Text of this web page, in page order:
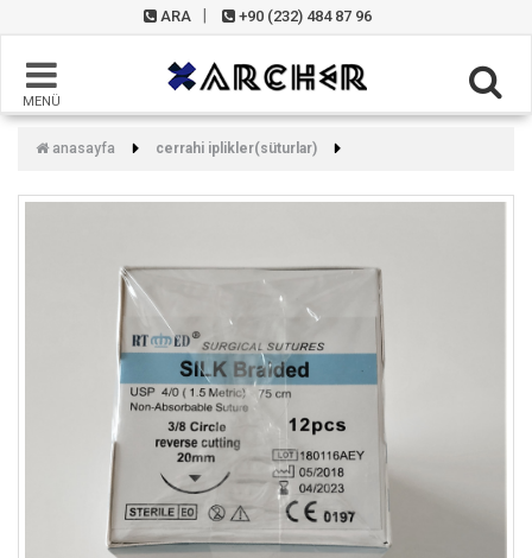
ARA +90 (232) 484 87 96
MENÜ
anasayfa cerrahi i̇plikler(süturlar)